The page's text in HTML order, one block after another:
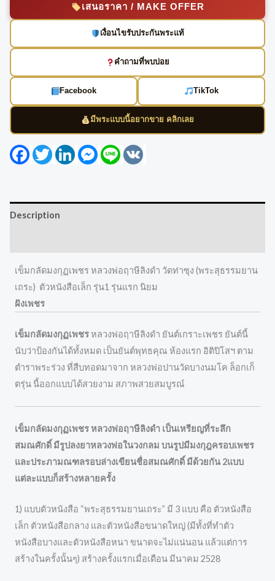
เสนอราคา / MAKE OFFER
เงื่อนไขรับประกันพระแท้
คำถามที่พบบ่อย
Facebook TikTok
มีพระแบบนี้อยากขาย คลิกเลย
FacebookTwitterLinkedInMessenger
Line
Description
เข็มกลัดมงกุฏเพชร หลวงพ่อฤาษีลิงดำ วัดท่าซุง (พระสุธรรมยาน
เถระ) ตัวหนังสือเล็ก รุ่น1 รุ่นแรก นิยม
ฝังเพชร
เข็มกลัดมงกุฏเพชรหลวงพ่อฤาษีลิงดำ ยันต์เกราะเพชร ยันต์นี้
นับว่าป้องกันได้ทั้งหมด เป็นยันต์พุทธคุณ ห้องแรก อิติปิโสฯ ตาม
ตำราพระร่วง ที่สืบทอดมาจาก หลวงพ่อปานวัดบางนมโค ล็อกเก็
ตรุ่น นี้ออกแบบได้สวยงาม สภาพสวยสมบูรณ์
เข็มกลัดมงกุฏเพชร หลวงพ่อฤาษีลิงดำ เป็นเหรียญที่ระลึก
สมณศักดิ์ มีรูปลงยาหลวงพ่อในวงกลม บนรูปมีมงกุฎครอบเพชร
และประภามณฑลรอบล่างเขียนชื่อสมณศักดิ์ มีด้วยกัน 2แบบ
แต่ละแบบก็สร้างหลายครั้ง
1) แบบตัวหนังสือ “พระสุธรรมยานเถระ” มี 3 แบบ คือ ตัวหนังสือ
เล็ก ตัวหนังสือกลาง และตัวหนังสือขนาดใหญ่ (มีทั้งที่ทำตัว
หนังสือบางและตัวหนังสือหนา ขนาดจะไม่แน่นอน แล้วแต่การ
สร้างในครั้งนั้นๆ) สร้างครั้งแรกเมื่อเดือน มีนาคม 2528